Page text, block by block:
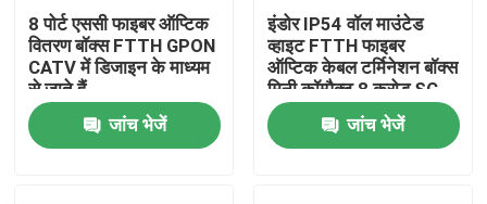
कारखाना भ्रमण
गुणवत्ता नियंत्रण
संपर्क करें
8 पोर्ट एससी फाइबर ऑप्टिक
वितरण बॉक्स FTTH GPON
CATV में डिजाइन के माध्यम
से जाते हैं
जांच भेजें
इंडोर IP54 वॉल माउंटेड
व्हाइट FTTH फाइबर
ऑप्टिक केबल टर्मिनेशन बॉक्स
मिनी कॉम्पैक्ट 8 करोड़ SC
अडैप्टर:
जांच भेजें